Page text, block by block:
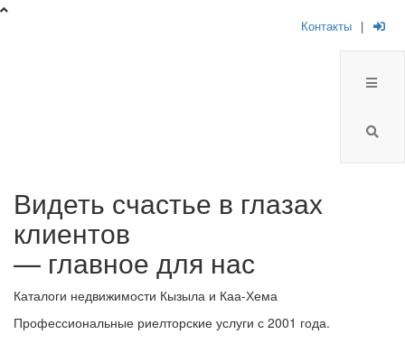
Контакты |
Брокер
Плюс
риелторская
компания
Видеть счастье в глазах
клиентов
— главное для нас
Каталоги недвижимости Кызыла и Каа-Хема
Профессиональные риелторские услуги с 2001 года.